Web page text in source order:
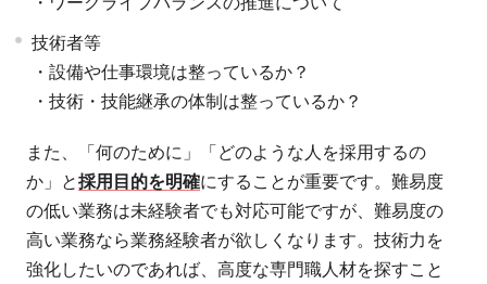
技術者等
・設備や仕事環境は整っているか？
・技術・技能継承の体制は整っているか？
また、「何のために」「どのような人を採用するの
か」と採用目的を明確にすることが重要です。難易度
の低い業務は未経験者でも対応可能ですが、難易度の
高い業務なら業務経験者が欲しくなります。技術力を
強化したいのであれば、高度な専門職人材を探すこと